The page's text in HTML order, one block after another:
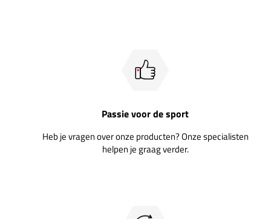
Passie voor de sport
Heb je vragen over onze producten? Onze specialisten
helpen je graag verder.